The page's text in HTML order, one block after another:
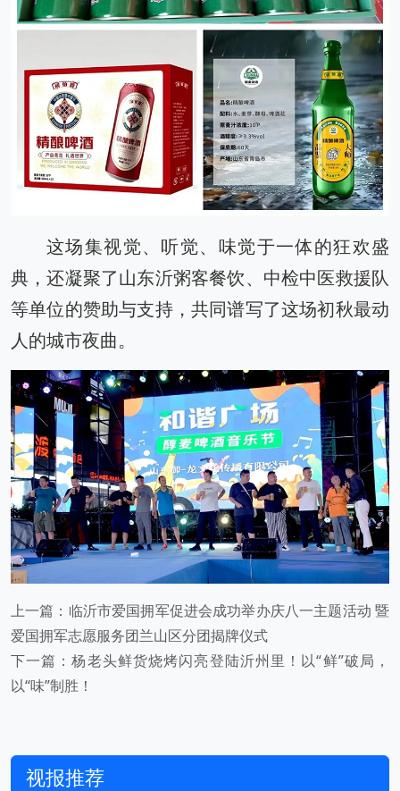
这场集视觉、听觉、味觉于一体的狂欢盛
典，还凝聚了山东沂粥客餐饮、中检中医救援队
等单位的赞助与支持，共同谱写了这场初秋最动
人的城市夜曲。
上一篇： 临沂市爱国拥军促进会成功举办庆八一主题活动 暨
爱国拥军志愿服务团兰山区分团揭牌仪式
下一篇：杨老头鲜货烧烤闪亮登陆沂州里！以“鲜”破局，
以“味”制胜！
视报推荐